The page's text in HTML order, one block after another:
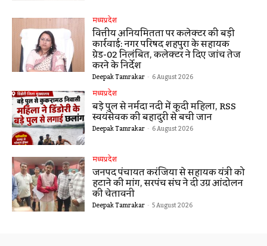
मध्यप्रदेश
वित्तीय अनियमितता पर कलेक्टर की बड़ी
कार्रवाई: नगर परिषद शहपुरा के सहायक
ग्रेड-02 निलंबित, कलेक्टर ने दिए जांच तेज
करने के निर्देश
Deepak Tamrakar - 6 August 2026
मध्यप्रदेश
बड़े पुल से नर्मदा नदी में कूदी महिला, RSS
स्वयंसेवक की बहादुरी से बची जान
Deepak Tamrakar - 6 August 2026
मध्यप्रदेश
जनपद पंचायत करंजिया से सहायक यंत्री को
हटाने की मांग, सरपंच संघ ने दी उग्र आंदोलन
की चेतावनी
Deepak Tamrakar - 5 August 2026